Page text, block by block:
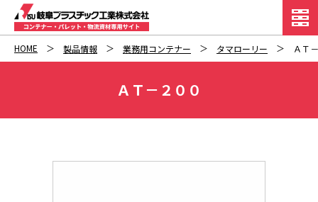
HOME 製品情報 業務用コンテナー タマローリー ＡＴ
ＡＴ－２００